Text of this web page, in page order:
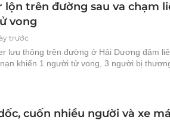
trước
lộn trên đường sau va chạm
vong
lưu thông trên đường ở Hải Dương đâm
khiến 1 người tử vong, 3 người bị
cuốn nhiều người và xe